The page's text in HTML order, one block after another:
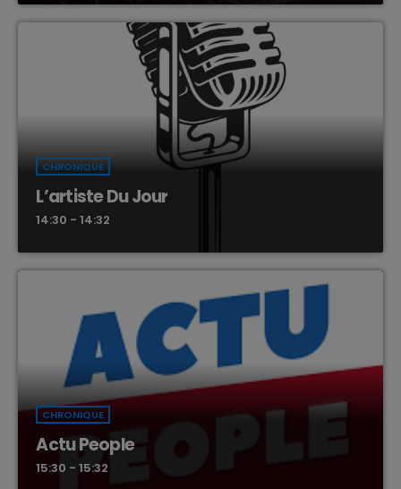
CHRONIQUE
L’artiste Du Jour
14:30 - 14:32
CHRONIQUE
Actu People
15:30 - 15:32